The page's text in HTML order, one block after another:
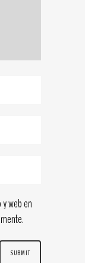
web en